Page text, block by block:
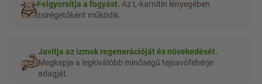
Felgyorsítja a fogyást. Az L-karnitin lényegében
zsírégetőként működik.
Javítja az izmok regenerációját és növekedését.
Megkapja a legkiválóbb minőségű tejsavófehérje
adagját.